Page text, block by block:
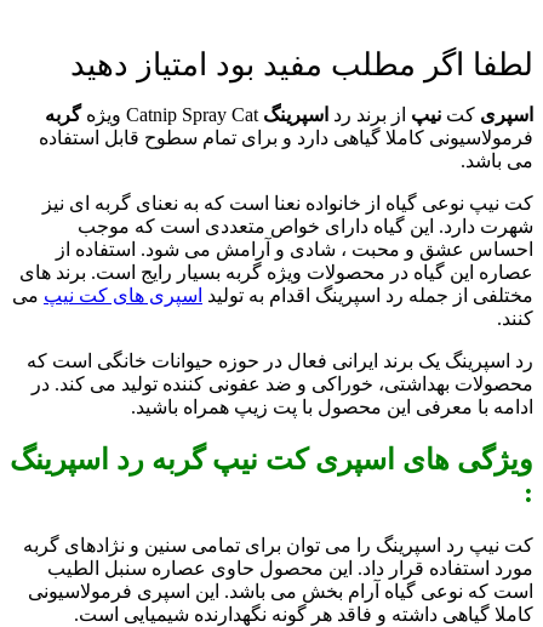
لطفا اگر مطلب مفید بود امتیاز دهید
اسپری کت نیپ از برند رد اسپرینگ
گربه
فرمولاسیونی کاملا گیاهی دارد و برای تمام سطوح قابل استفاده
می باشد.
کت نیپ نوعی گیاه از خانواده نعنا است که به نعنای گربه ای نیز
شهرت دارد. این گیاه دارای خواص متعددی است که موجب
احساس عشق و محبت ، شادی و آرامش می شود. استفاده از
عصاره این گیاه در محصولات ویژه گربه بسیار رایج است. برند های
مختلفی از جمله رد اسپرینگ اقدام به تولید اسپری های کت نیپ می
کنند.
رد اسپرینگ یک برند ایرانی فعال در حوزه حیوانات خانگی است که
محصولات بهداشتی، خوراکی و ضد عفونی کننده تولید می کند. در
ادامه با معرفی این محصول با پت زیپ همراه باشید.
ویژگی های اسپری کت نیپ گربه رد اسپرینگ
:
کت نیپ رد اسپرینگ را می توان برای تمامی سنین و نژادهای گربه
مورد استفاده قرار داد. این محصول حاوی عصاره سنبل الطیب
است که نوعی گیاه آرام بخش می باشد. این اسپری فرمولاسیونی
کاملا گیاهی داشته و فاقد هر گونه نگهدارنده شیمیایی است.